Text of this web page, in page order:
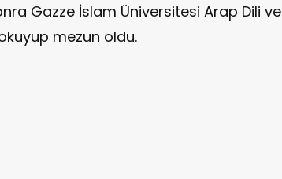
Gazze İslam Üniversitesi Arap Dili ve
mezun oldu.